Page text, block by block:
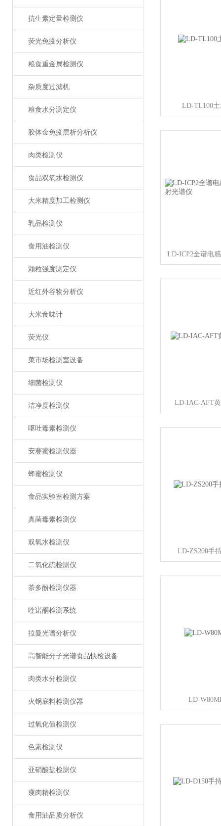
抗生素定量检测仪
荧光免疫分析仪
粮食重金属检测仪
杂质度过滤机
粮食水分测定仪
胶体金免疫层析分析仪
肉类检测仪
食品双氧水检测仪
大米精度加工检测仪
乳品检测仪
食用油检测仪
颗粒强度测定仪
近红外谷物分析仪
大米食味计
荧光仪
菜市场检测室设备
细菌检测仪
洁净度检测仪
呕吐毒素检测仪
安赛蜜检测仪器
蜂蜜检测仪
食品实验室检测方案
真菌毒素检测仪
双氧水检测仪
二氧化硫检测仪
茶多酚检测仪器
喹诺酮检测系统
拉曼光谱分析仪
高智能分子光谱食品快检设备
肉类水分检测仪
火锅底料检测仪器
过氧化值检测仪
色素检测仪
亚硝酸盐检测仪
瘦肉精检测仪
食用油品质分析仪
LD-TL100
LD-IAC-AFT
LD-ZS200手
LD-